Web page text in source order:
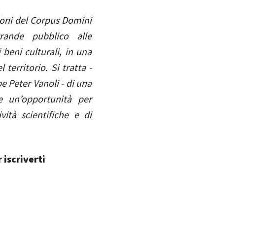
del Corpus Domini
pubblico alle
beni culturali, in una
territorio. Si tratta -
Peter Vanoli - di una
per
scientifiche e di
iscriverti